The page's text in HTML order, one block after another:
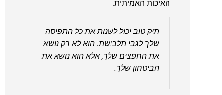
האיכות האמיתית.
תיק טוב יכול לשנות את כל התפיסה
שלך לגבי תלבושת. הוא לא רק נושא
את החפצים שלך, אלא הוא נושא את
הביטחון שלך.